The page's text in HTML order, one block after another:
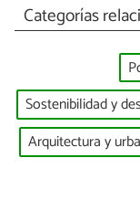
Categorías
Sostenibilidad y
Arquitectura y